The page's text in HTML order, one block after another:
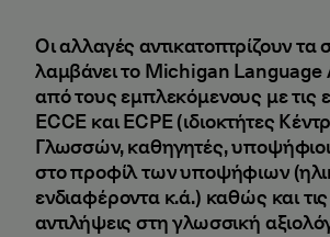
Οι αλλαγές αντικατοπτρίζουν τα
λαμβάνει το Michigan
από τους εμπλεκόμενους με τις
ECCE και ECPE (ιδιοκτήτες
Γλωσσών, καθηγητές,
στο προφίλ των υποψήφιων
ενδιαφέροντα κ.ά.) καθώς και
αντιλήψεις στη γλωσσική